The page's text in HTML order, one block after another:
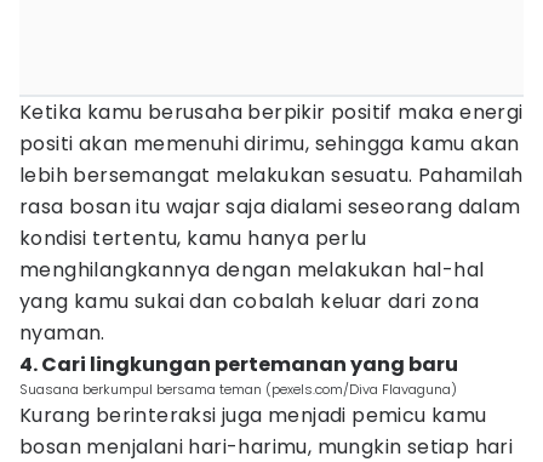
Ketika kamu berusaha berpikir positif maka energi
positi akan memenuhi dirimu, sehingga kamu akan
lebih bersemangat melakukan sesuatu. Pahamilah
rasa bosan itu wajar saja dialami seseorang dalam
kondisi tertentu, kamu hanya perlu
menghilangkannya dengan melakukan hal-hal
yang kamu sukai dan cobalah keluar dari zona
nyaman.
4. Cari lingkungan pertemanan yang baru
Suasana berkumpul bersama teman (pexels.com/Diva Flavaguna)
Kurang berinteraksi juga menjadi pemicu kamu
bosan menjalani hari-harimu, mungkin setiap hari